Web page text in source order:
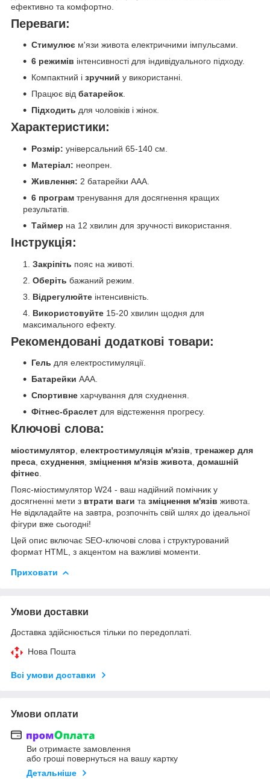
ефективно та комфортно.
Переваги:
Стимулює м'язи живота електричними імпульсами.
6 режимів інтенсивності для індивідуального підходу.
Компактний і зручний у використанні.
Працює від батарейок.
Підходить для чоловіків і жінок.
Характеристики:
Розмір: універсальний 65-140 см.
Матеріал: неопрен.
Живлення: 2 батарейки AAA.
6 програм тренування для досягнення кращих
результатів.
Таймер на 12 хвилин для зручності використання.
Інструкція:
Закріпіть пояс на животі.
Оберіть бажаний режим.
Відрегулюйте інтенсивність.
Використовуйте 15-20 хвилин щодня для
максимального ефекту.
Рекомендовані додаткові товари:
Гель для електростимуляції.
Батарейки AAA.
Спортивне харчування для схуднення.
Фітнес-браслет для відстеження прогресу.
Ключові слова:
міостимулятор електростимуляція м'язів тренажер для
преса схуднення зміцнення м'язів живота домашній
фітнес
Пояс-міостимулятор W24 - ваш надійний помічник у
досягненні мети з втрати ваги та зміцнення м'язів живота.
Не відкладайте на завтра, розпочніть свій шлях до ідеальної
фігури вже сьогодні!
Цей опис включає SEO-ключові слова і структурований
формат HTML, з акцентом на важливі моменти.
Приховати
Умови доставки
Доставка здійснюється тільки по передоплаті.
Нова Пошта
Всі умови доставки
Умови оплати
Ви отримаєте замовлення
або гроші повернуться на вашу картку
Детальніше